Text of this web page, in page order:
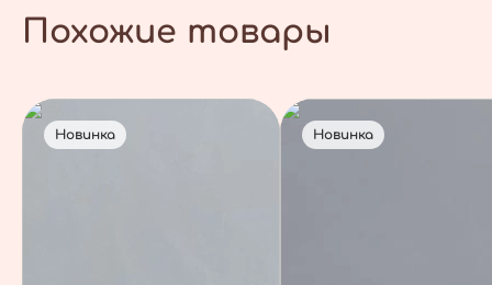
Похожие товары
Новинка Новинка